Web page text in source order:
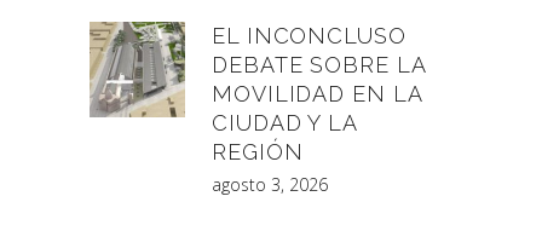
EL INCONCLUSO
DEBATE SOBRE LA
MOVILIDAD EN LA
CIUDAD Y LA
REGIÓN
agosto 3, 2026